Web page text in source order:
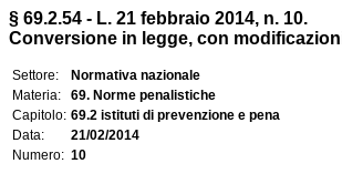
§ 69.2.54 - L. 21 febbraio 2014, n. 10.
Conversione in legge, con
Settore:
Normativa nazionale
Materia:
69. Norme penalistiche
Capitolo: 69.2 istituti di prevenzione e pena
Data:
21/02/2014
Numero: 10